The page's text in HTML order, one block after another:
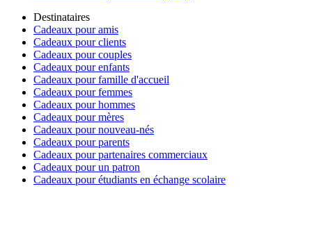
Destinataires
Cadeaux pour amis
Cadeaux pour clients
Cadeaux pour couples
Cadeaux pour enfants
Cadeaux pour famille d'accueil
Cadeaux pour femmes
Cadeaux pour hommes
Cadeaux pour mères
Cadeaux pour nouveau-nés
Cadeaux pour parents
Cadeaux pour partenaires commerciaux
Cadeaux pour un patron
Cadeaux pour étudiants en échange scolaire